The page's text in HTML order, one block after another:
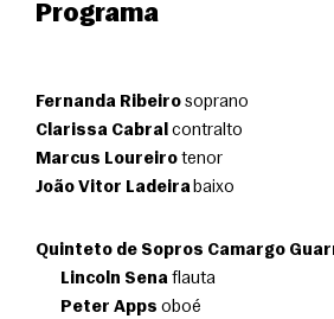
Programa
Fernanda Ribeiro soprano
Clarissa Cabral contralto
Marcus Loureiro tenor
João Vitor Ladeira baixo
Quinteto de Sopros Camargo
Lincoln Sena flauta
Peter Apps oboé